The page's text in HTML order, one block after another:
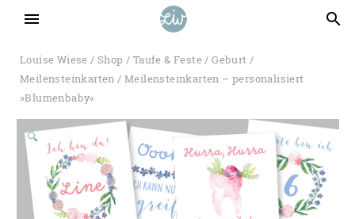
menu search
Louise Wiese / Shop / Taufe & Feste /Geburt /
Meilensteinkarten / Meilensteinkarten – personalisiert
»Blumenbaby«
🔍